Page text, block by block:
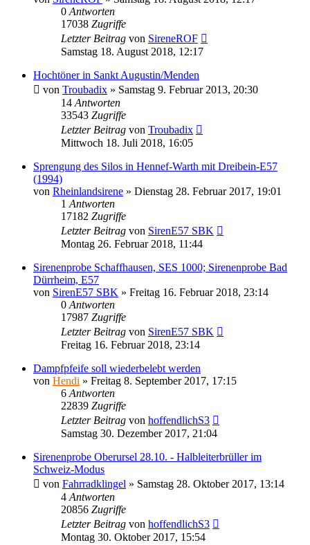
0 Antworten
17038 Zugriffe
Letzter Beitrag von SireneROF
Samstag 18. August 2018, 12:17
Hochtöner in Sankt Augustin/Menden
von Troubadix » Samstag 9. Februar 2013, 20:30
14 Antworten
33543 Zugriffe
Letzter Beitrag von Troubadix
Mittwoch 18. Juli 2018, 16:05
Sprengung des Silos in Hennef-Warth mit Dreibein-E57
(1994)
von Rheinlandsirene » Dienstag 28. Februar 2017, 19:01
1 Antworten
17182 Zugriffe
Letzter Beitrag von SirenE57 SBK
Montag 26. Februar 2018, 11:44
Sirenenprobe Schaffhausen, SES 1000; Sirenenprobe Bad
Dürrheim, E57
von SirenE57 SBK » Freitag 16. Februar 2018, 23:14
0 Antworten
17987 Zugriffe
Letzter Beitrag von SirenE57 SBK
Freitag 16. Februar 2018, 23:14
Dampfpfeife soll wiederbelebt werden
von Hendi » Freitag 8. September 2017, 17:15
6 Antworten
22839 Zugriffe
Letzter Beitrag von hoffendlichS3
Samstag 30. Dezember 2017, 21:04
Sirenenprobe Oberursel 28.10. - Halbleiterbrüller im
Schweiz-Modus
von Fahrradklingel » Samstag 28. Oktober 2017, 13:14
4 Antworten
20856 Zugriffe
Letzter Beitrag von hoffendlichS3
Montag 30. Oktober 2017, 15:54